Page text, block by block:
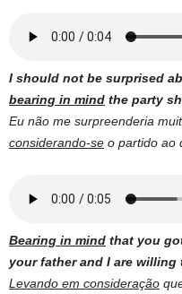
I should not be surprised
bearing in mind the party
Eu não me surpreenderia
considerando-se o partido ao
Bearing in mind that you
your father and I are willing
Levando em consideração